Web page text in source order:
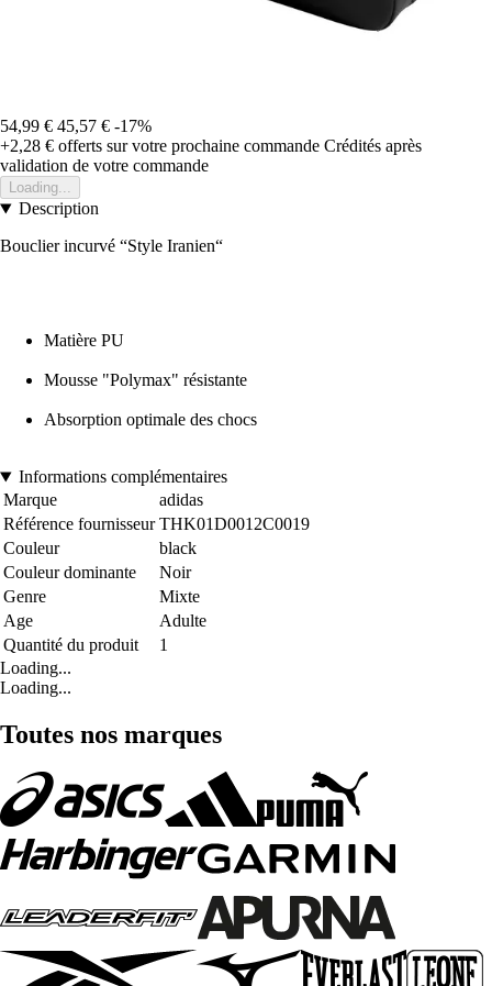
54,99 € 45,57 € -17%
+2,28 € offerts sur votre prochaine commande Crédités après
validation de votre commande
Loading...
Description
Bouclier incurvé “Style Iranien“
Matière PU
Mousse "Polymax" résistante
Absorption optimale des chocs
Informations complémentaires
Marque
adidas
Référence fournisseur THK01D0012C0019
Couleur
black
Couleur dominante
Noir
Genre
Mixte
Age
Adulte
Quantité du produit
1
Loading...
Loading...
Toutes nos marques